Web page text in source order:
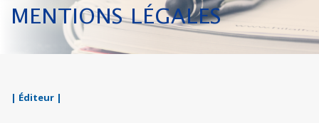
MENTIONS LÉGALES
| Éditeur |